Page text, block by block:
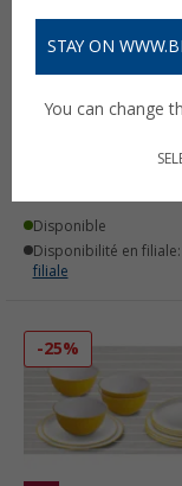
Gobelet 250 ml
Disponible
Disponibilité en filiale:
filiale
-25%
STAY ON
You can change